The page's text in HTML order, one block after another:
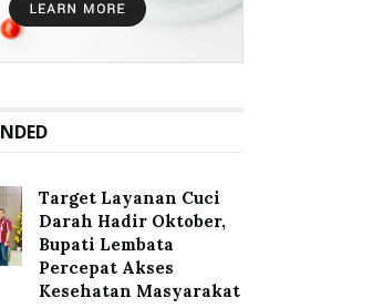
Target Layanan Cuci
Darah Hadir Oktober,
Bupati Lembata
Percepat Akses
Kesehatan Masyarakat